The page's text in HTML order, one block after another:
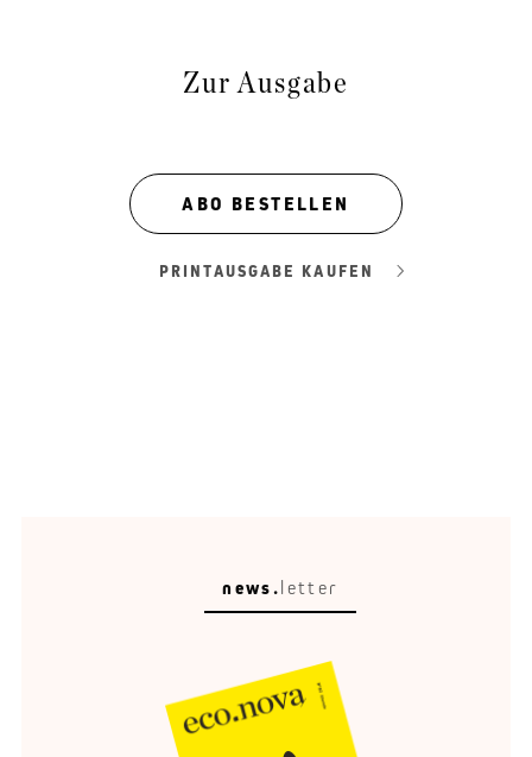
Zur Ausgabe
ABO BESTELLEN
PRINTAUSGABE KAUFEN
news.letter